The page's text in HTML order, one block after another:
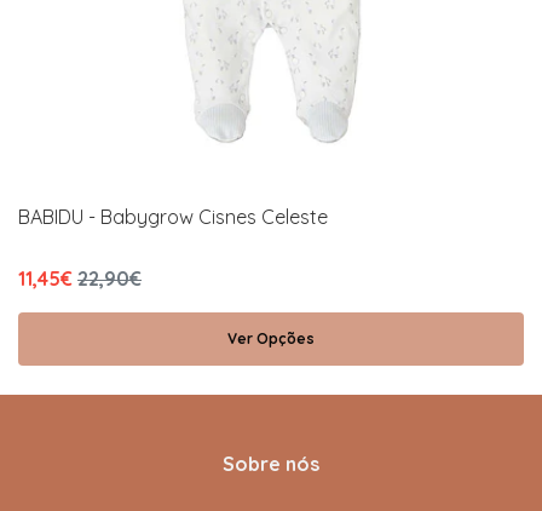
BABIDU - Babygrow Cisnes Celeste
11,45€ 22,90€
Ver Opções
Sobre nós